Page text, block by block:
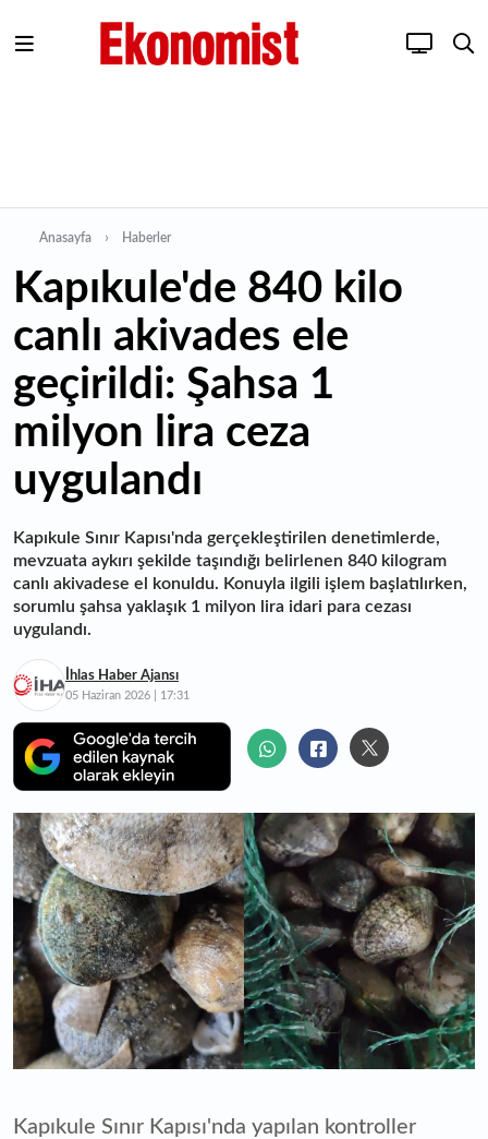
Anasayfa Haberler
Kapıkule'de 840 kilo
canlı akivades ele
geçirildi: Şahsa 1
milyon lira ceza
uygulandı
Kapıkule Sınır Kapısı'nda gerçekleştirilen denetimlerde,
mevzuata aykırı şekilde taşındığı belirlenen 840 kilogram
canlı akivadese el konuldu. Konuyla ilgili işlem başlatılırken,
sorumlu şahsa yaklaşık 1 milyon lira idari para cezası
uygulandı.
İhlas Haber Ajansı
05 Haziran 2026 | 17:31
Kapıkule Sınır Kapısı'nda yapılan kontroller